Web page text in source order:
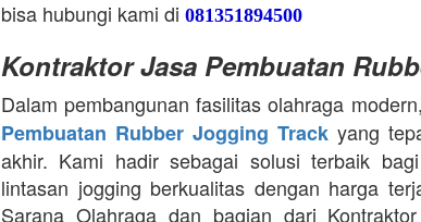
bisa hubungi kami di 081351894500
Kontraktor Jasa Pembuatan
Dalam pembangunan fasilitas olahraga
Pembuatan Rubber Jogging Track yang
akhir. Kami hadir sebagai solusi terbaik
lintasan jogging berkualitas dengan harga
Sarana Olahraga dan bagian dari